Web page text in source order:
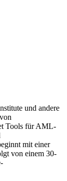
und andere
Tools für AML-
mit einer
von einem 30-